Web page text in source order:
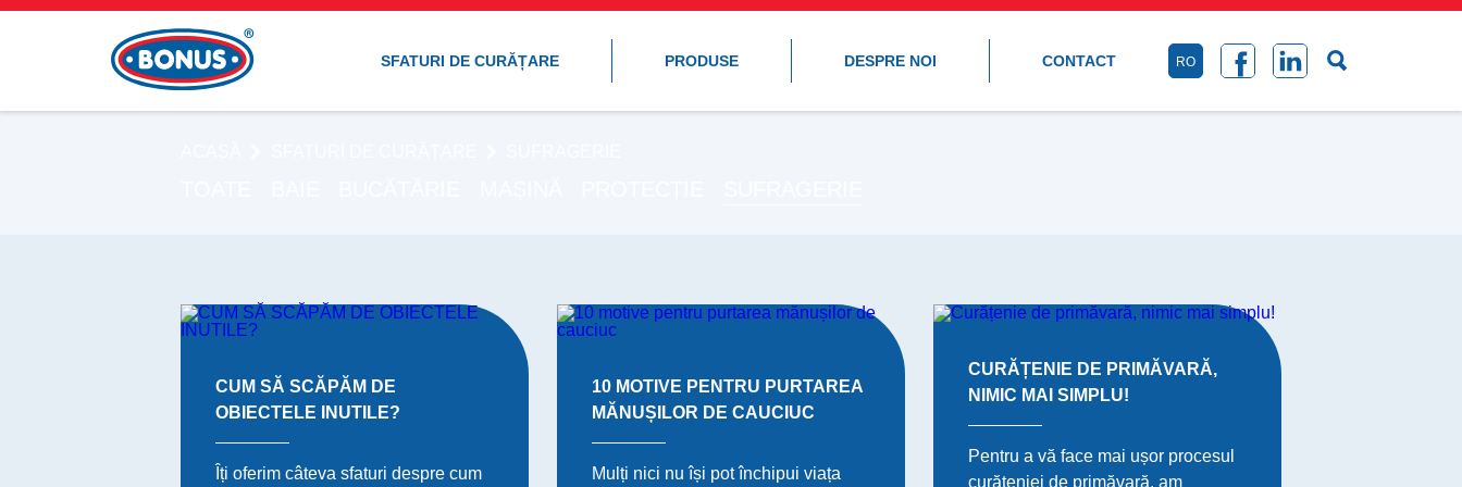
SFATURI DE CURĂȚARE PRODUSE DESPRE NOI CONTACT RO
CUM SĂ SCĂPĂM DE
OBIECTELE INUTILE?
Îți oferim câteva sfaturi despre cum
10 MOTIVE PENTRU PURTAREA
MĂNUȘILOR DE CAUCIUC
Mulți nici nu își pot închipui viața
CURĂȚENIE DE PRIMĂVARĂ,
NIMIC MAI SIMPLU!
Pentru a vă face mai ușor procesul
curățeniei de primăvară, am